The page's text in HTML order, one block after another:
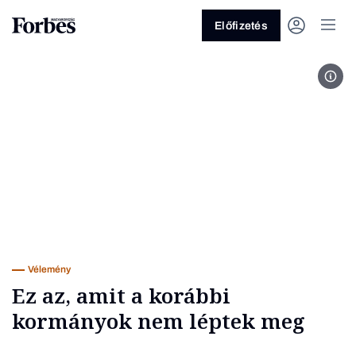
Előfizetés
Vélemény
Ez az, amit a korábbi
kormányok nem léptek meg